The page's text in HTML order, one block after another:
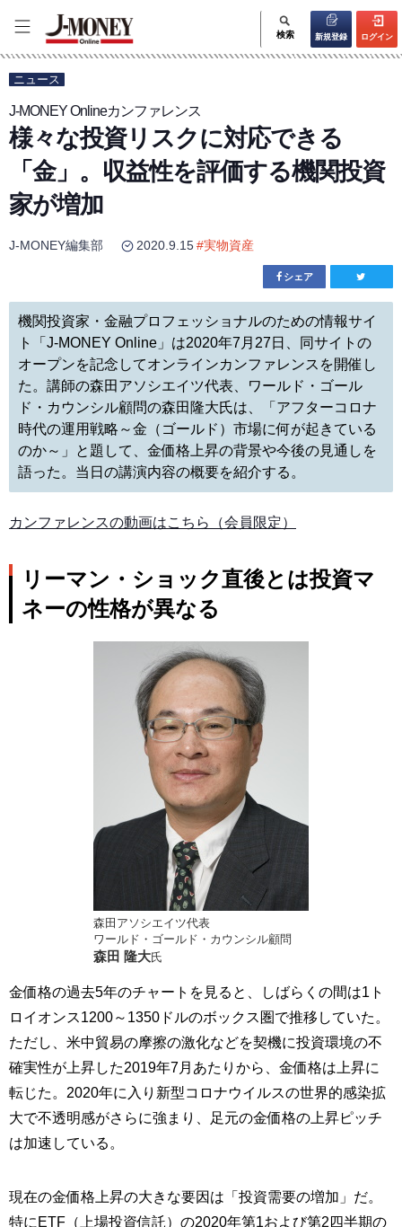
検索 新規登録 ログイン
ニュース
J-MONEY Onlineカンファレンス
様々な投資リスクに対応できる
「金」。収益性を評価する機関投資
家が増加
J-MONEY編集部 2020.9.15#実物資産
シェア
機関投資家・金融プロフェッショナルのための情報サイ
ト「J-MONEY Online」は2020年7月27日、同サイトの
オープンを記念してオンラインカンファレンスを開催し
た。講師の森田アソシエイツ代表、ワールド・ゴール
ド・カウンシル顧問の森田隆大氏は、「アフターコロナ
時代の運用戦略～金（ゴールド）市場に何が起きている
のか～」と題して、金価格上昇の背景や今後の見通しを
語った。当日の講演内容の概要を紹介する。
カンファレンスの動画はこちら（会員限定）
リーマン・ショック直後とは投資マ
ネーの性格が異なる
森田アソシエイツ代表
ワールド・ゴールド・カウンシル顧問
森田 隆大氏
金価格の過去5年のチャートを見ると、しばらくの間は1ト
ロイオンス1200～1350ドルのボックス圏で推移していた。
ただし、米中貿易の摩擦の激化などを契機に投資環境の不
確実性が上昇した2019年7月あたりから、金価格は上昇に
転じた。2020年に入り新型コロナウイルスの世界的感染拡
大で不透明感がさらに強まり、足元の金価格の上昇ピッチ
は加速している。
現在の金価格上昇の大きな要因は「投資需要の増加」だ。
特にETF（上場投資信託）の2020年第1および第2四半期の